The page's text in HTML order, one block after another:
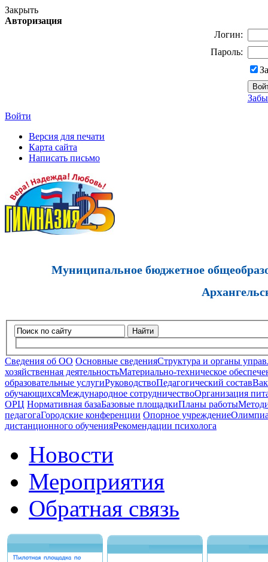
Закрыть
Авторизация
Логин:
Пароль:
Войти
Версия для печати
Карта сайта
Написать письмо
Муниципальное бюджетное
Найти
Сведения об ОО Основные сведенияСтруктура и органы
хозяйственная деятельностьМатериально-техническое
образовательные услугиРуководствоПедагогический состав
обучающихсяМеждународное сотрудничествоОрганизация
ОРЦ Нормативная базаБазовые площадкиПланы работы
педагогаГородские конференции Опорное учреждение
дистанционного обученияРекомендации психолога
Новости
Мероприятия
Обратная связь